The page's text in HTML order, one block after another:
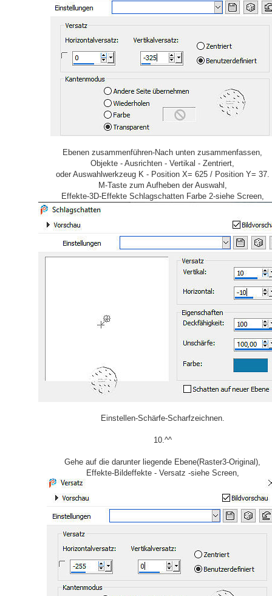
Ebenen zusammenführen-Nach unten zusammenfassen,
Objekte - Ausrichten - Vertikal - Zentriert,
oder Auswahlwerkzeug K - Position X= 625 / Position Y= 37.
M-Taste zum Aufheben der Auswahl,
Effekte-3D-Effekte Schlagschatten Farbe 2-siehe Screen,
Einstellen-Schärfe-Scharfzeichnen.
10.^^
Gehe auf die darunter liegende Ebene(Raster3-Original),
Effekte-Bildeffekte - Versatz -siehe Screen,